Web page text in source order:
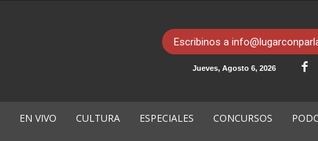
Escribinos a
Jueves, Agosto 6, 2026
EN VIVO CULTURA ESPECIALES CONCURSOS